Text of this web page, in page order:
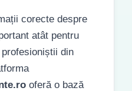
corecte despre
atât pentru
din
oferă o bază